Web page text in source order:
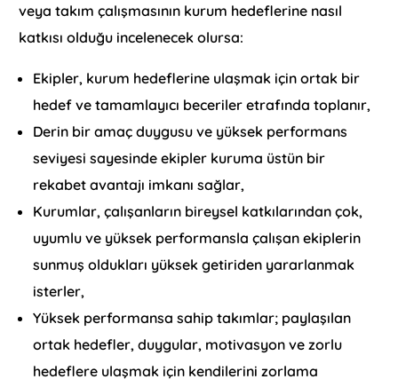
veya takım çalışmasının kurum hedeflerine nasıl
katkısı olduğu incelenecek olursa:
Ekipler, kurum hedeflerine ulaşmak için ortak bir
hedef ve tamamlayıcı beceriler etrafında toplanır,
Derin bir amaç duygusu ve yüksek performans
seviyesi sayesinde ekipler kuruma üstün bir
rekabet avantajı imkanı sağlar,
Kurumlar, çalışanların bireysel katkılarından çok,
uyumlu ve yüksek performansla çalışan ekiplerin
sunmuş oldukları yüksek getiriden yararlanmak
isterler,
Yüksek performansa sahip takımlar; paylaşılan
ortak hedefler, duygular, motivasyon ve zorlu
hedeflere ulaşmak için kendilerini zorlama